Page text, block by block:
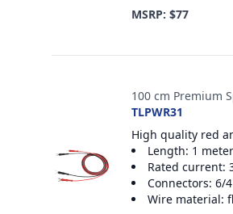
MSRP: $77
100 cm Premium
TLPWR31
High quality red
Length: 1 meter
Rated current:
Connectors: 6/
Wire material: